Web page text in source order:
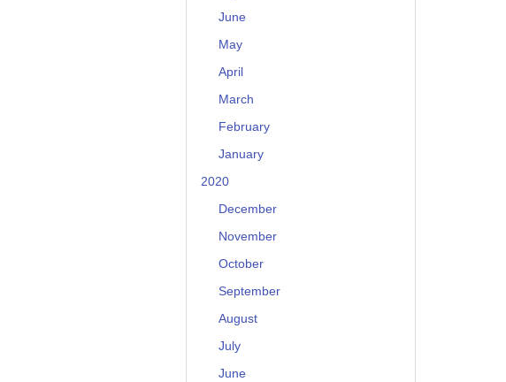
June
May
April
March
February
January
2020
December
November
October
September
August
July
June